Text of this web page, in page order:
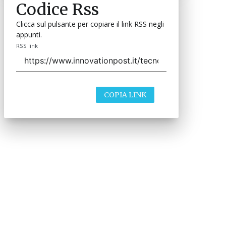
Codice Rss
Clicca sul pulsante per copiare il link RSS negli
appunti.
RSS link
COPIA LINK